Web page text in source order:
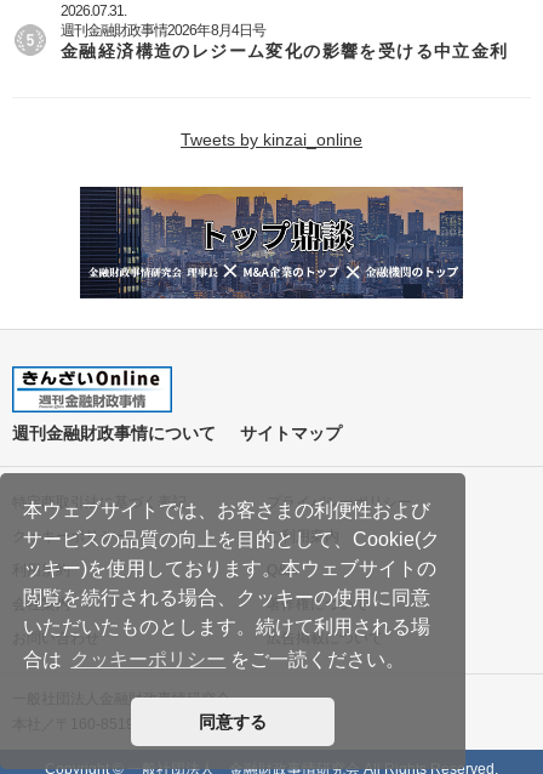
本ウェブサイトでは、お客さまの利便性および
サービスの品質の向上を目的として、Cookie(ク
ッキー)を使用しております。本ウェブサイトの
閲覧を続行される場合、クッキーの使用に同意
いただいたものとします。続けて利用される場
合は クッキーポリシー をご一読ください。
同意する
2026.07.31.
週刊金融財政事情2026年8月4日号
金融経済構造のレジーム変化の影響を受ける中立金利
Tweets by kinzai_online
週刊金融財政事情について サイトマップ
特定商取引法に基づく表記
プライバシーポリシー
クッキーポリシー
ご利用案内
利用規約
Q&A
会社案内
著作権について
お問い合わせ
広告掲載について
一般社団法人金融財政事情研究会
本社／〒160-8519 東京都新宿区南元町19
Copyright © 一般社団法人 金融財政事情研究会 All Rights Reserved.